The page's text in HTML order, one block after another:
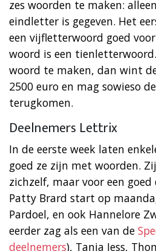
zes woorden te maken:
eindletter is gegeven. Het
een vijfletterwoord goed
woord is een
woord te maken, dan wint
2500 euro en mag sowieso
terugkomen.
Deelnemers Lettrix
In de eerste week laten
goed ze zijn met woorden.
zichzelf, maar voor een goed
Patty Brard start op
Pardoel, en ook Hannelore
eerder zag als een van de
deelnemers), Tanja Jess,